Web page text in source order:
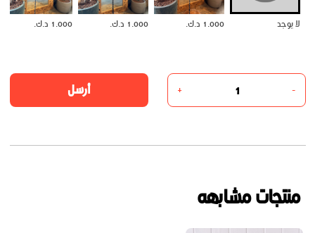
لا يوجد 1.000 د.ك. 1.000 د.ك. 1.000 د.ك.
-
+ أرسل
منتجات مشابهه